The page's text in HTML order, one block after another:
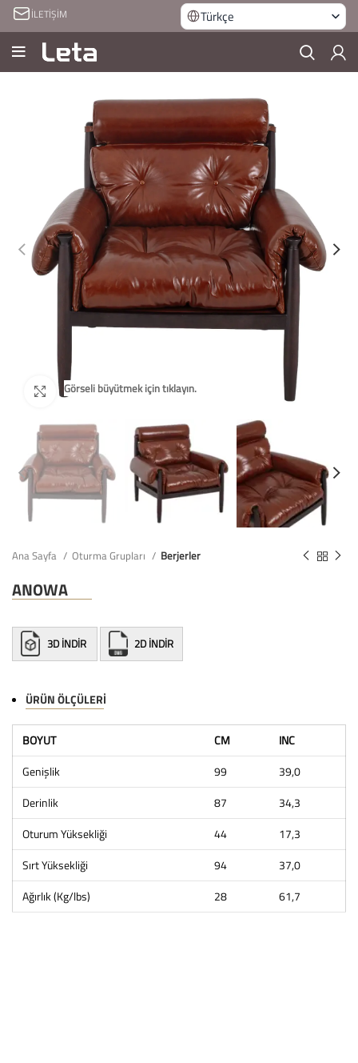
İLETİŞİM Türkçe
Ana Sayfa Oturma Grupları Berjerler
ANOWA
3D İNDİR 2D İNDİR
ÜRÜN ÖLÇÜLERI
BOYUT CM
INC
Genişlik
99
39,0
Derinlik
87
34,3
Oturum Yüksekliği
44
17,3
Sırt Yüksekliği
94
37,0
Ağırlık (Kg/lbs)
28 61,7